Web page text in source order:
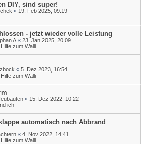
DIY, sind super!
« 19. Feb 2025, 09:19
- jetzt wieder volle Leistung
A « 23. Jan 2025, 20:09
zum Walli
« 5. Dez 2023, 16:54
zum Walli
« 15. Dez 2022, 10:22
ich
automatisch nach Abbrand
« 4. Nov 2022, 14:41
zum Walli